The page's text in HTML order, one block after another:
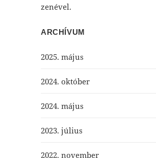
zenével.
ARCHÍVUM
2025. május
2024. október
2024. május
2023. július
2022. november